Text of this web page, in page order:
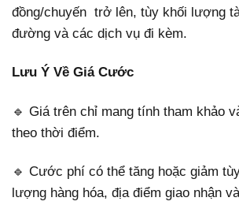
đồng/chuyến trở lên, tùy khối lượng
đường và các dịch vụ đi kèm.
Lưu Ý Về Giá Cước
🔹 Giá trên chỉ mang tính tham khảo
theo thời điểm.
🔹 Cước phí có thể tăng hoặc giảm
lượng hàng hóa, địa điểm giao nhận